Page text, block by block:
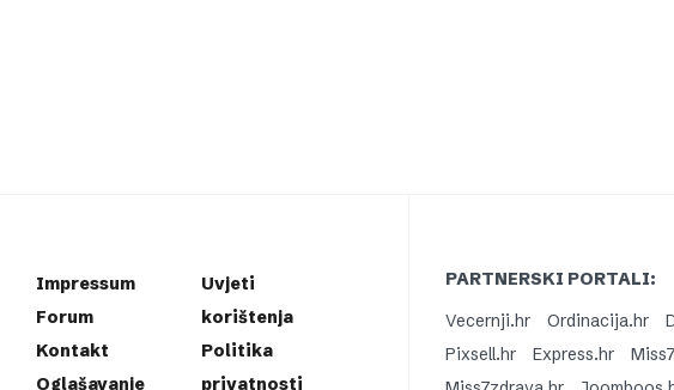
Impressum
Forum
Kontakt
Oglašavanje
Uvjeti
korištenja
Politika
privatnosti
PARTNERSKI PORTALI:
Vecernji.hr
Ordinacija.hr
Pixsell.hr
Express.hr